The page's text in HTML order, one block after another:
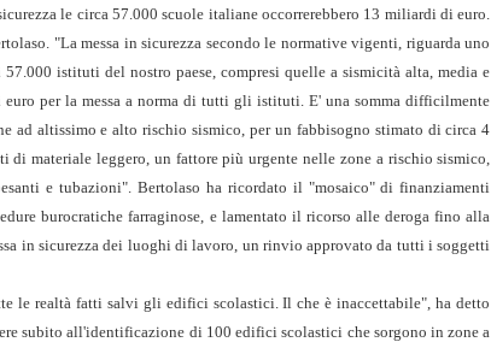
le circa 57.000 scuole italiane occorrerebbero 13 miliardi di euro.
"La messa in sicurezza secondo le normative vigenti, riguarda uno
istituti del nostro paese, compresi quelle a sismicità alta, media e
per la messa a norma di tutti gli istituti. E' una somma difficilmente
altissimo e alto rischio sismico, per un fabbisogno stimato di circa 4
materiale leggero, un fattore più urgente nelle zone a rischio sismico,
e tubazioni". Bertolaso ha ricordato il "mosaico" di finanziamenti
burocratiche farraginose, e lamentato il ricorso alle deroga fino alla
in sicurezza dei luoghi di lavoro, un rinvio approvato da tutti i soggetti
le realtà fatti salvi gli edifici scolastici. Il che è inaccettabile", ha detto
subito all'identificazione di 100 edifici scolastici che sorgono in zone a